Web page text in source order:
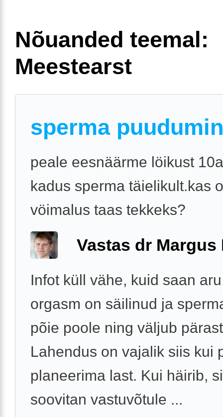
Nõuanded teemal:
Meestearst
sperma
peale eesnäärme löikust
kadus sperma täielikult.kas
vöimalus taas tekkeks?
Vastas dr Margus
Infot küll vähe, kuid saan
orgasm on säilinud ja
põie poole ning väljub
Lahendus on vajalik siis kui
planeerima last. Kui häirib,
soovitan vastuvõtule ...